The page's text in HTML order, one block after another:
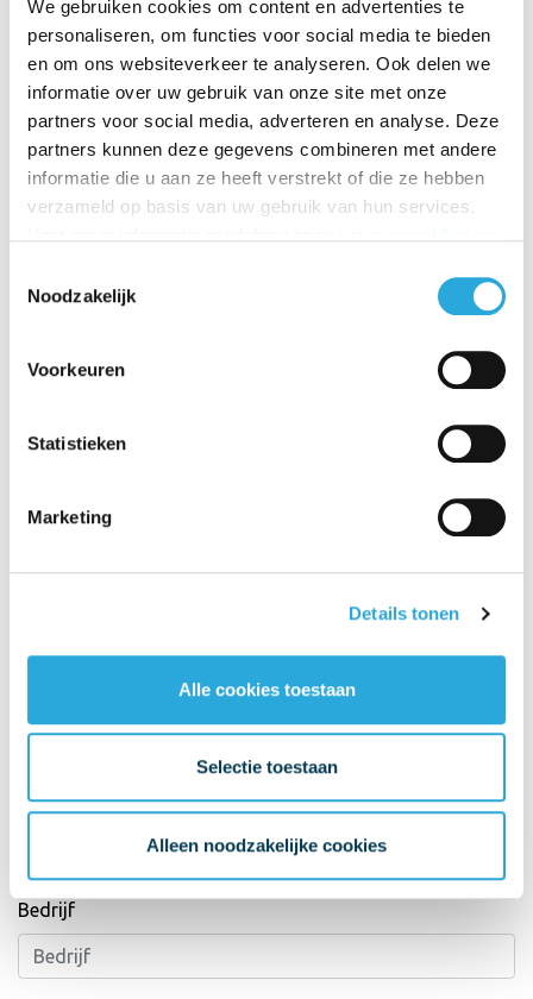
We gebruiken cookies om content en advertenties te
personaliseren, om functies voor social media te bieden
en om ons websiteverkeer te analyseren. Ook delen we
informatie over uw gebruik van onze site met onze
partners voor social media, adverteren en analyse. Deze
partners kunnen deze gegevens combineren met andere
informatie die u aan ze heeft verstrekt of die ze hebben
verzameld op basis van uw gebruik van hun services.
Noodzakelijk
Voorkeuren
Statistieken
Marketing
Details tonen
Alle cookies toestaan
Selectie toestaan
Alleen noodzakelijke cookies
Zondag
Gesloten
18-7-26Gesloten
25-7-26Gesloten
1-8-26Gesloten
Neem contact op
Naam*
Bedrijf